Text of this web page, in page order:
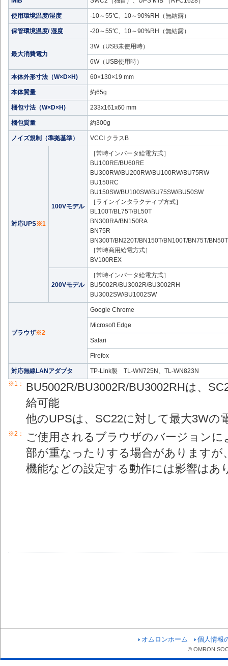
使用環境温度/湿度 -10～55℃、10～90%RH（無結露）
保管環境温度/ 湿度 -20～55℃、10～90%RH（無結露）
最大消費電力
3W（USB未使用時）
6W（USB使用時）
本体外形寸法（W×D×H) 60×130×19 mm
本体質量 約65g
梱包寸法（W×D×H) 233x161x60 mm
梱包質量 約300g
ノイズ規制（準拠基準） VCCI クラスB
対応UPS※1
100Vモデル
［常時インバータ給電方式］
BU100RE/BU60RE
BU300RW/BU200RW/BU100RW/BU75RW
BU150RC
BU150SW/BU100SW/BU75SW/BU50SW
［ラインインタラクティブ方式］
BL100T/BL75T/BL50T
BN300RA/BN150RA
BN75R
BN300T/BN220T/BN150T/BN100T/BN75T/BN50T
［常時商用給電方式］
BV100REX
200Vモデル
［常時インバータ給電方式］
BU5002R/BU3002R/BU3002RH
BU3002SW/BU1002SW
ブラウザ※2
Google Chrome
Microsoft Edge
Safari
Firefox
対応無線LANアダプタ
TP-Link製 TL-WN725N、TL-WN823N
※1：
BU5002R/BU3002R/BU3002RHは、
給可能
他のUPSは、SC22に対して最大3Wの
※2：
ご使用されるブラウザのバージョン
部が重なったりする場合がありますが
機能などの設定する動作には影響はあ
オムロンホーム 個人情報
© OMRON